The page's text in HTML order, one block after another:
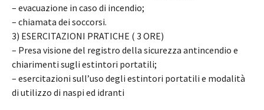
– evacuazione in caso di incendio;
– chiamata dei soccorsi.
3) ESERCITAZIONI PRATICHE ( 3 ORE)
– Presa visione del registro della sicurezza antincendio e
chiarimenti sugli estintori portatili;
– esercitazioni sull’uso degli estintori portatili e modalità
di utilizzo di naspi ed idranti